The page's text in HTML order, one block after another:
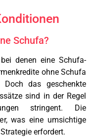
Schufa?
denen eine Schufa-
ohne Schufa
Doch das geschenkte
sind in der Regel
stringent. Die
was eine umsichtige
erfordert.